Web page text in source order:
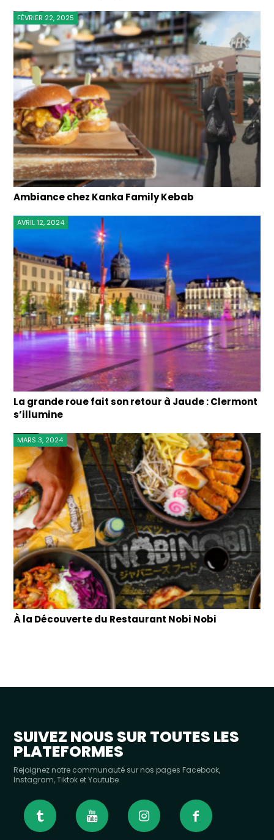
Ambiance chez Kanka Family Kebab
FÉVRIER 22, 2025
La grande roue fait son retour à Jaude : Clermont
s’illumine
AVRIL 12, 2024
À la Découverte du Restaurant Nobi Nobi
MARS 3, 2024
SUIVEZ NOUS SUR TOUTES LES
PLATEFORMES
Rejoignez notre communauté sur nos pages Facebook,
Instagram, Tiktok et Youtube